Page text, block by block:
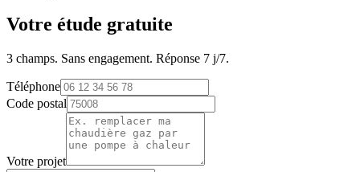
Votre étude gratuite
3 champs. Sans engagement. Réponse 7 j/7.
Téléphone
Code postal
Votre projet